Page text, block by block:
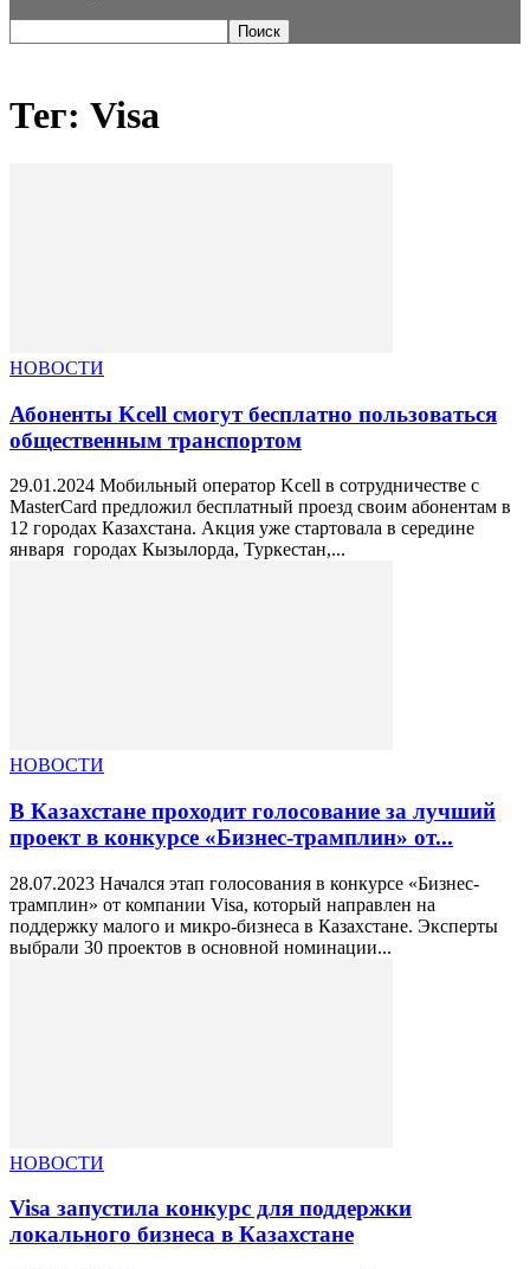
Тег: Visa
НОВОСТИ
Абоненты Kcell смогут бесплатно пользоваться
общественным транспортом
29.01.2024 Мобильный оператор Kcell в сотрудничестве с
MasterCard предложил бесплатный проезд своим абонентам в
12 городах Казахстана. Акция уже стартовала в середине
января городах Кызылорда, Туркестан,...
НОВОСТИ
В Казахстане проходит голосование за лучший
проект в конкурсе «Бизнес-трамплин» от...
28.07.2023 Начался этап голосования в конкурсе «Бизнес-
трамплин» от компании Visa, который направлен на
поддержку малого и микро-бизнеса в Казахстане. Эксперты
выбрали 30 проектов в основной номинации...
НОВОСТИ
Visa запустила конкурс для поддержки
локального бизнеса в Казахстане